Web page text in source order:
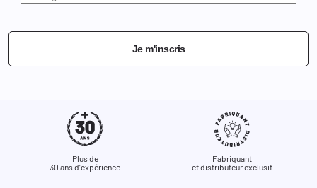
Je m'inscris
Plus de
30 ans d'expérience
Fabriquant
et distributeur exclusif